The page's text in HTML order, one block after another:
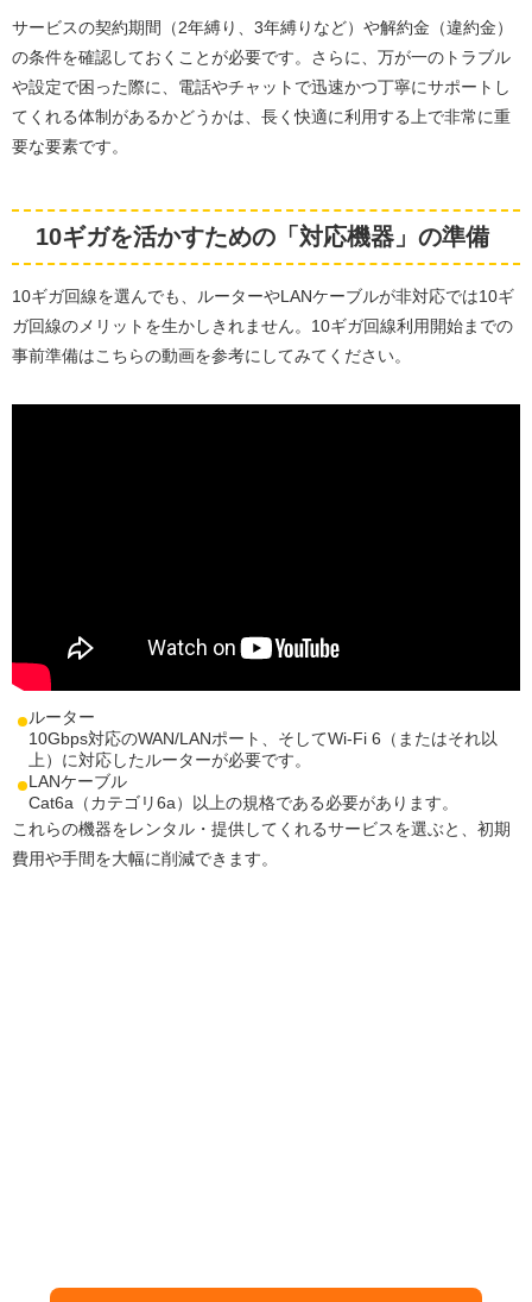
サービスの契約期間（2年縛り、3年縛りなど）や解約金（違約金）
の条件を確認しておくことが必要です。さらに、万が一のトラブル
や設定で困った際に、電話やチャットで迅速かつ丁寧にサポートし
てくれる体制があるかどうかは、長く快適に利用する上で非常に重
要な要素です。
10ギガを活かすための「対応機器」の準備
10ギガ回線を選んでも、ルーターやLANケーブルが非対応では10ギ
ガ回線のメリットを生かしきれません。10ギガ回線利用開始までの
事前準備はこちらの動画を参考にしてみてください。
ルーター
10Gbps対応のWAN/LANポート、そしてWi-Fi 6（またはそれ以
上）に対応したルーターが必要です。
LANケーブル
Cat6a（カテゴリ6a）以上の規格である必要があります。
これらの機器をレンタル・提供してくれるサービスを選ぶと、初期
費用や手間を大幅に削減できます。